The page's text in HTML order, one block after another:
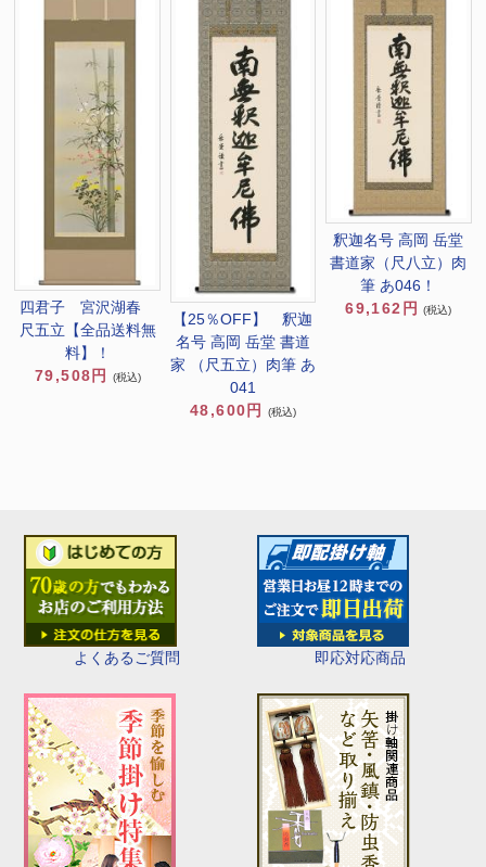
よくあるご質問 即応対応商品
四君子 宮沢湖春
尺五立【全品送料無
料】！
79,508円
(税込)
【25％OFF】 釈迦
名号 高岡 岳堂 書道
家 （尺五立）肉筆 あ
041
48,600円
(税込)
釈迦名号 高岡 岳堂
書道家（尺八立）肉
筆 あ046！
69,162円
(税込)